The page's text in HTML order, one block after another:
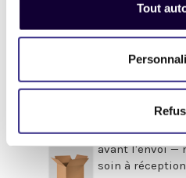
Tout
pensez à
d'origineen
Boîte,
Veillez à bien
avant l'envoi —
soin à